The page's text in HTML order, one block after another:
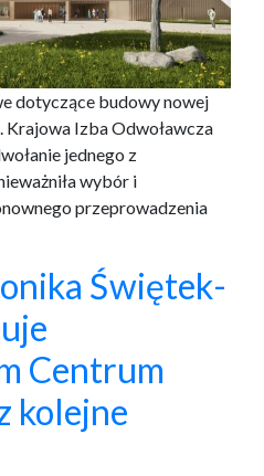
dotyczące budowy nowej
Krajowa Izba Odwoławcza
jednego z
wybór i
przeprowadzenia
Świętek-
Centrum
kolejne